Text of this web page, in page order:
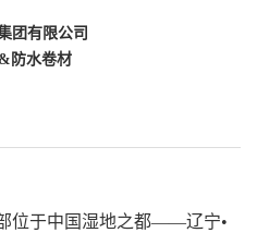
团有限公司
防水卷材
位于中国湿地之都——辽宁•